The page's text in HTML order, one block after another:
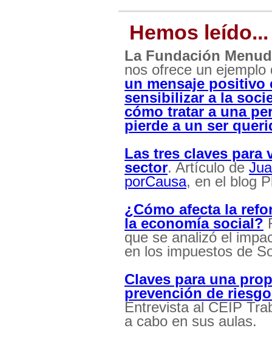
Hemos leído...
La Fundación
nos ofrece un
un mensaje positivo
sensibilizar a la
cómo tratar a una
pierde a un ser
Las tres claves para
sector. Artículo de
porCausa, en el blog
¿Cómo afecta la
la economía social?
que se analizó el
en los impuestos de
Claves para una
prevención de
Entrevista al CEIP
a cabo en sus aulas.